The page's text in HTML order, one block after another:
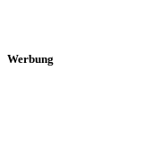
Werbung